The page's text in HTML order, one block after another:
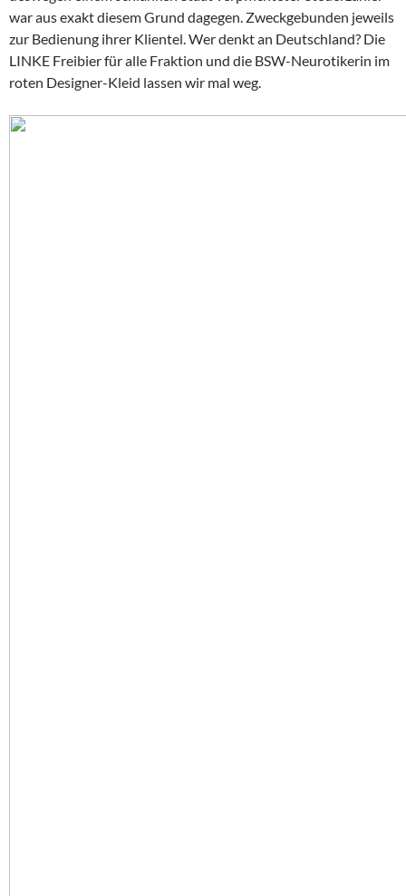
war aus exakt diesem Grund dagegen. Zweckgebunden jeweils
zur Bedienung ihrer Klientel. Wer denkt an Deutschland? Die
LINKE Freibier für alle Fraktion und die BSW-Neurotikerin im
roten Designer-Kleid lassen wir mal weg.